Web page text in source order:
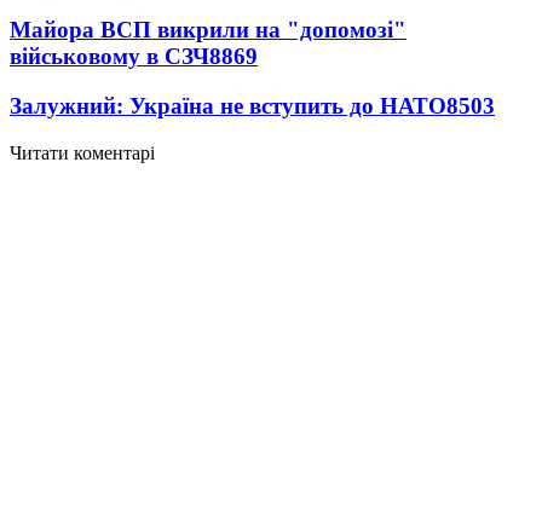
Майора ВСП викрили на "допомозі"
військовому в СЗЧ8869
Залужний: Україна не вступить до НАТО8503
Читати коментарі